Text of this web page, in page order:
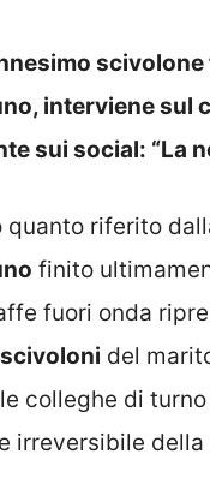
interviene sul
sui social: “La
quanto riferito
finito
fuori onda
scivoloni del
colleghe di
irreversibile della